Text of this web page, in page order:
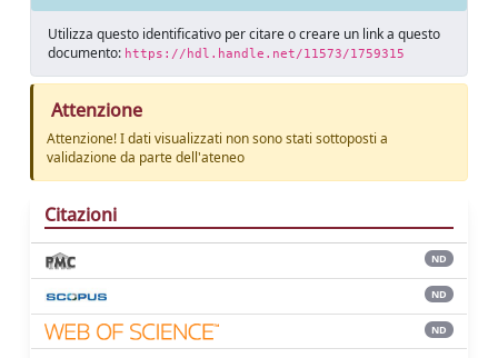
Utilizza questo identificativo per citare o creare un link a questo
documento: https://hdl.handle.net/11573/1759315
Attenzione
Attenzione! I dati visualizzati non sono stati sottoposti a
validazione da parte dell'ateneo
Citazioni
ND
ND
ND